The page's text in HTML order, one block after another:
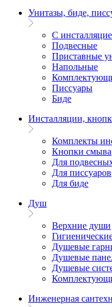
Унитазы, биде,
С
Подвесные
Приставные
Напольные
Писсуары
Биде
Инсталляции,
Комплекты
Кнопки смыва
Для
Для писсуаров
Для биде
Душ
Верхние души
Душевые
Душевые
Душевые
Инженерная